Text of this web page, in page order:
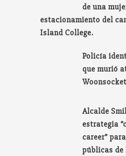
de una
estacionamiento del
Island College.
Policía
que murió
Alcalde
estrategia
career”
públicas de